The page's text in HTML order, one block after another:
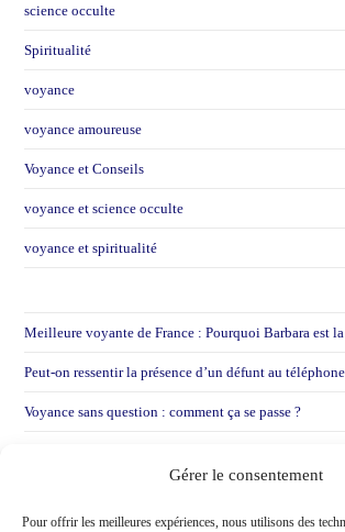
Gérer le consentement
Pour offrir les meilleures expériences, nous utilisons des
science occulte
Spiritualité
voyance
voyance amoureuse
Voyance et Conseils
voyance et science occulte
voyance et spiritualité
Meilleure voyante de France : Pourquoi Barbara est
Peut-on ressentir la présence d’un défunt au
Voyance sans question : comment ça se passe ?